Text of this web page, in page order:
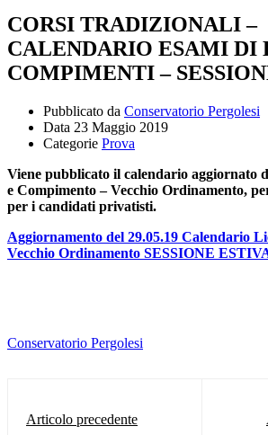
CORSI TRADIZIONALI –
CALENDARIO ESAMI DI
COMPIMENTI –
Pubblicato da Conservatorio Pergolesi
Data 23 Maggio 2019
Categorie Prova
Viene pubblicato il calendario aggiornato
e Compimento – Vecchio Ordinamento,
per i candidati privatisti.
Aggiornamento del 29.05.19 Calendario
Vecchio Ordinamento SESSIONE
Conservatorio Pergolesi
Articolo precedente